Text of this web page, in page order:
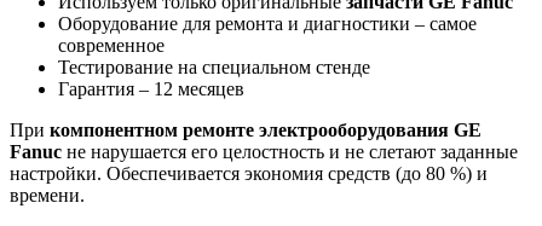
Оборудование для ремонта и диагностики – самое
современное
Тестирование на специальном стенде
Гарантия – 12 месяцев
При компонентном ремонте электрооборудования GE
Fanuc не нарушается его целостность и не слетают заданные
настройки. Обеспечивается экономия средств (до 80 %) и
времени.